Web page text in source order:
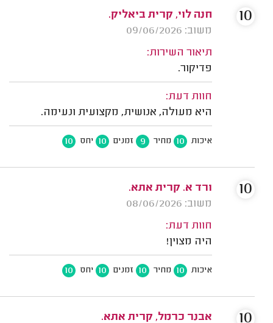
חנה לוי, קרית ביאליק.
משוב: 09/06/2026
תיאור השירות:
פדיקור.
חוות דעת:
היא מעולה, אנושית, מקצועית ונעימה.
איכות 10 מחיר 9 זמנים 10 יחס 10
10
ורד א. קרית אתא.
משוב: 08/06/2026
חוות דעת:
היה מצוין!
איכות 10 מחיר 10 זמנים 10 יחס 10
10
אבנר כרמל, קרית אתא.
10